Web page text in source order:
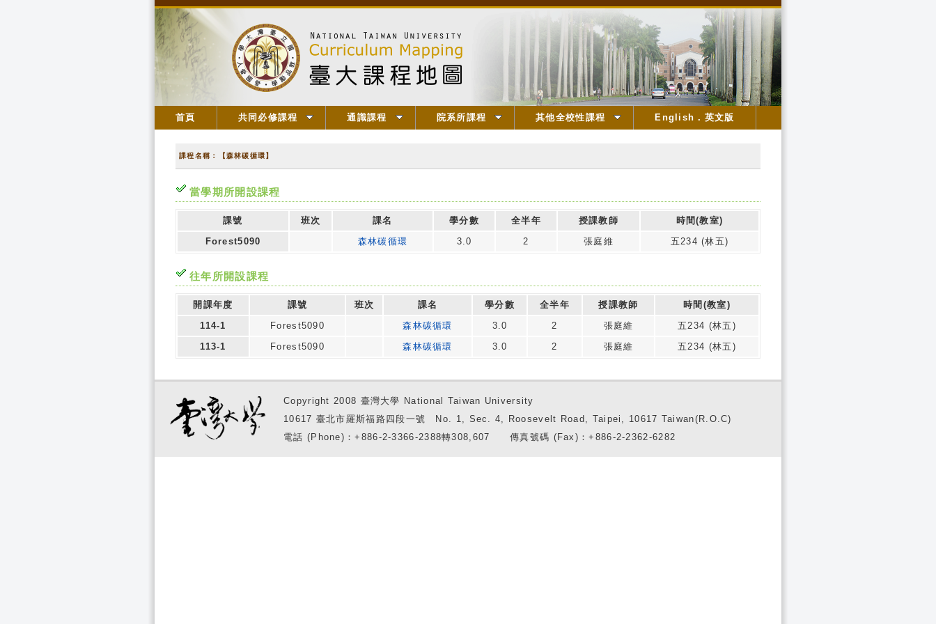
首頁 共同必修課程 通識課程 院系所課程 其他全校性課程 English．英文版
課程名稱：【森林碳循環】
當學期所開設課程
課號 班次 課名 學分數 全半年 授課教師
時間(教室)
Forest5090
森林碳循環 3.0 2 張庭維 五234 (林五)
往年所開設課程
開課年度 課號 班次 課名 學分數 全半年 授課教師
時間(教室)
114-1
Forest5090 森林碳循環 3.0 2 張庭維
五234 (林五)
113-1
Forest5090 森林碳循環 3.0 2 張庭維 五234 (林五)
Copyright 2008 臺灣大學 National Taiwan University
10617 臺北市羅斯福路四段一號 No. 1, Sec. 4, Roosevelt Road, Taipei, 10617 Taiwan(R.O.C)
電話 (Phone)：+886-2-3366-2388轉308,607 傳真號碼 (Fax)：+886-2-2362-6282